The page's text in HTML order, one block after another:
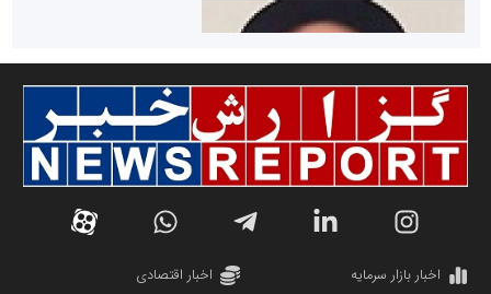
دانشگاه سئوی ایران
سازمان صنعت،معدن و تجارت
مریم حاج نوروز نظری
اخبار بازار سرمایه
اخبار اقتصادی